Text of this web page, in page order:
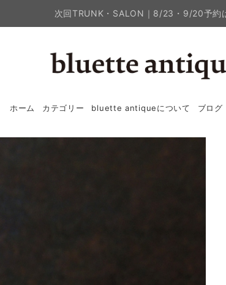
次回TRUNK・SALON｜8/23・9/20予約
ホーム カテゴリー bluette antiqueについて ブログ